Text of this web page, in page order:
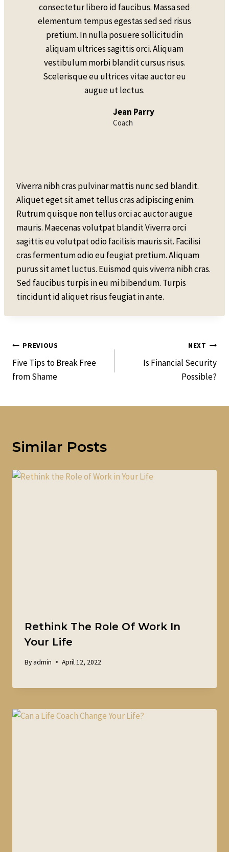
consectetur libero id faucibus. Massa sed
elementum tempus egestas sed sed risus
pretium. In nulla posuere sollicitudin
aliquam ultrices sagittis orci. Aliquam
vestibulum morbi blandit cursus risus.
Scelerisque eu ultrices vitae auctor eu
augue ut lectus.
Jean Parry
Coach
Viverra nibh cras pulvinar mattis nunc sed blandit.
Aliquet eget sit amet tellus cras adipiscing enim.
Rutrum quisque non tellus orci ac auctor augue
mauris. Maecenas volutpat blandit Viverra orci
sagittis eu volutpat odio facilisis mauris sit. Facilisi
cras fermentum odio eu feugiat pretium. Aliquam
purus sit amet luctus. Euismod quis viverra nibh cras.
Sed faucibus turpis in eu mi bibendum. Turpis
tincidunt id aliquet risus feugiat in ante.
Post
Navigation
PREVIOUS
Five Tips to Break Free
from Shame
NEXT
Is Financial Security
Possible?
Similar Posts
Rethink The Role Of Work In
Your Life
Byadmin April 12, 2022